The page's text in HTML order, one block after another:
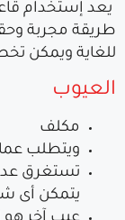
يعد إستخدام
طريقة مجربة
للغاية ويمكن
العيوب
مكلف
ويتطلب
تستغرق
يتمكن أى